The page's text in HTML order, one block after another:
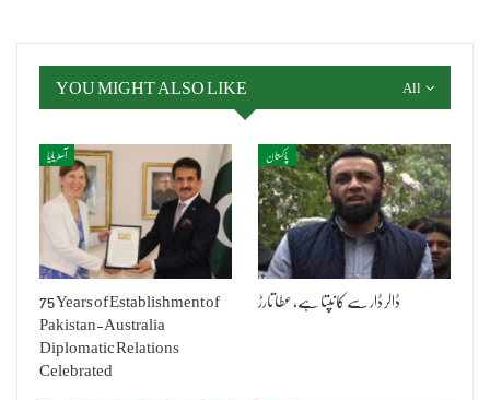
All
YOU MIGHT ALSO LIKE
آسٹریلیا
75 Years of Establishment of
Pakistan-Australia
Diplomatic Relations
Celebrated
پاکستان
ڈالر ڈار سے کانپتا ہے، عطا تارڑ